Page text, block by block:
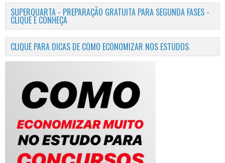
SUPERQUARTA - PREPARAÇÃO GRATUITA PARA SEGUNDA FASES -
CLIQUE E CONHEÇA
CLIQUE PARA DICAS DE COMO ECONOMIZAR NOS ESTUDOS